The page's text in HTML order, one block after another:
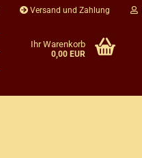
Versand und Zahlung
Ihr Warenkorb
0,00 EUR